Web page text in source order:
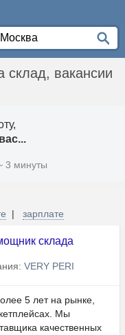
склад, вакансии
3 минуты
| зарплате
склада
VERY PERI
5 лет на рынке,
Мы
качественных